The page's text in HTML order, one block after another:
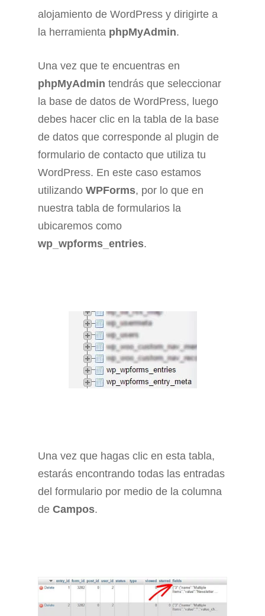
alojamiento de WordPress y dirigirte a
la herramienta phpMyAdmin.
Una vez que te encuentras en
phpMyAdmin tendrás que seleccionar
la base de datos de WordPress, luego
debes hacer clic en la tabla de la base
de datos que corresponde al plugin de
formulario de contacto que utiliza tu
WordPress. En este caso estamos
utilizando WPForms, por lo que en
nuestra tabla de formularios la
ubicaremos como
wp_wpforms_entries.
Una vez que hagas clic en esta tabla,
estarás encontrando todas las entradas
del formulario por medio de la columna
de Campos.